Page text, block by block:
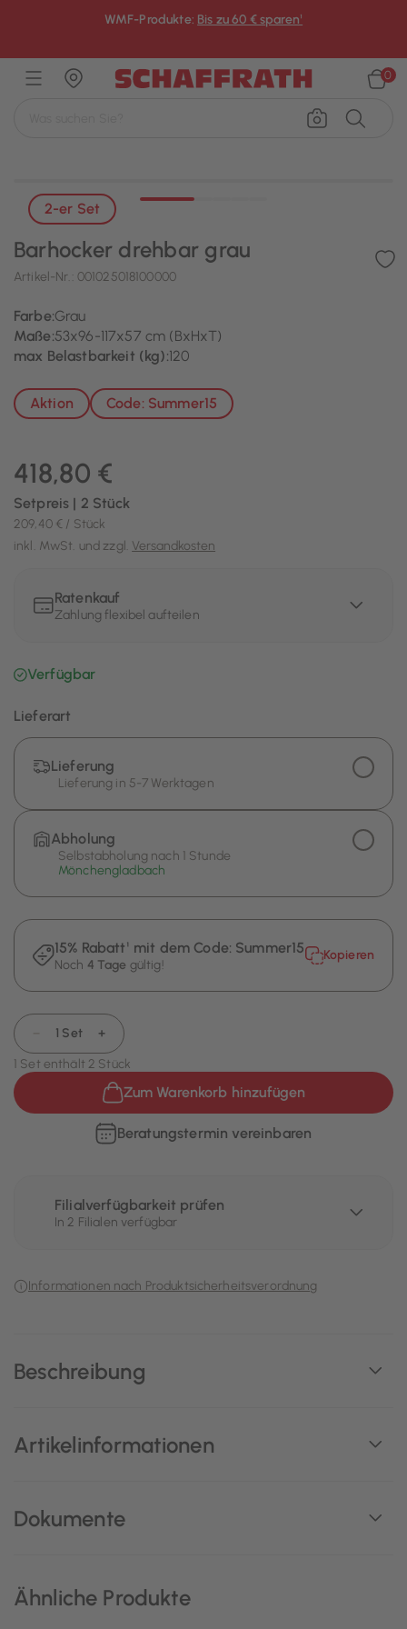
WMF-Produkte: Bis zu 60 € sparen¹
0
2-er Set
Beschreibung
Artikelinformationen
Dokumente
Barhocker drehbar grau
Artikel-Nr.: 001025018100000
Farbe:Grau
Maße:53x96-117x57 cm (BxHxT)
max Belastbarkeit (kg):120
Aktion Code: Summer15
418,80 €
Setpreis | 2 Stück
209,40 € / Stück
inkl. MwSt. und zzgl. Versandkosten
Ratenkauf
Zahlung flexibel aufteilen
Verfügbar
Lieferart
Lieferung
Lieferung in 5-7 Werktagen
Abholung
Selbstabholung nach 1 Stunde
Mönchengladbach
15% Rabatt¹ mit dem Code: Summer15
Noch 4 Tage gültig!
Kopieren
1 Set
+
1 Set enthält 2 Stück
Zum Warenkorb hinzufügen
Beratungstermin vereinbaren
Filialverfügbarkeit prüfen
In 2 Filialen verfügbar
Informationen nach Produktsicherheitsverordnung